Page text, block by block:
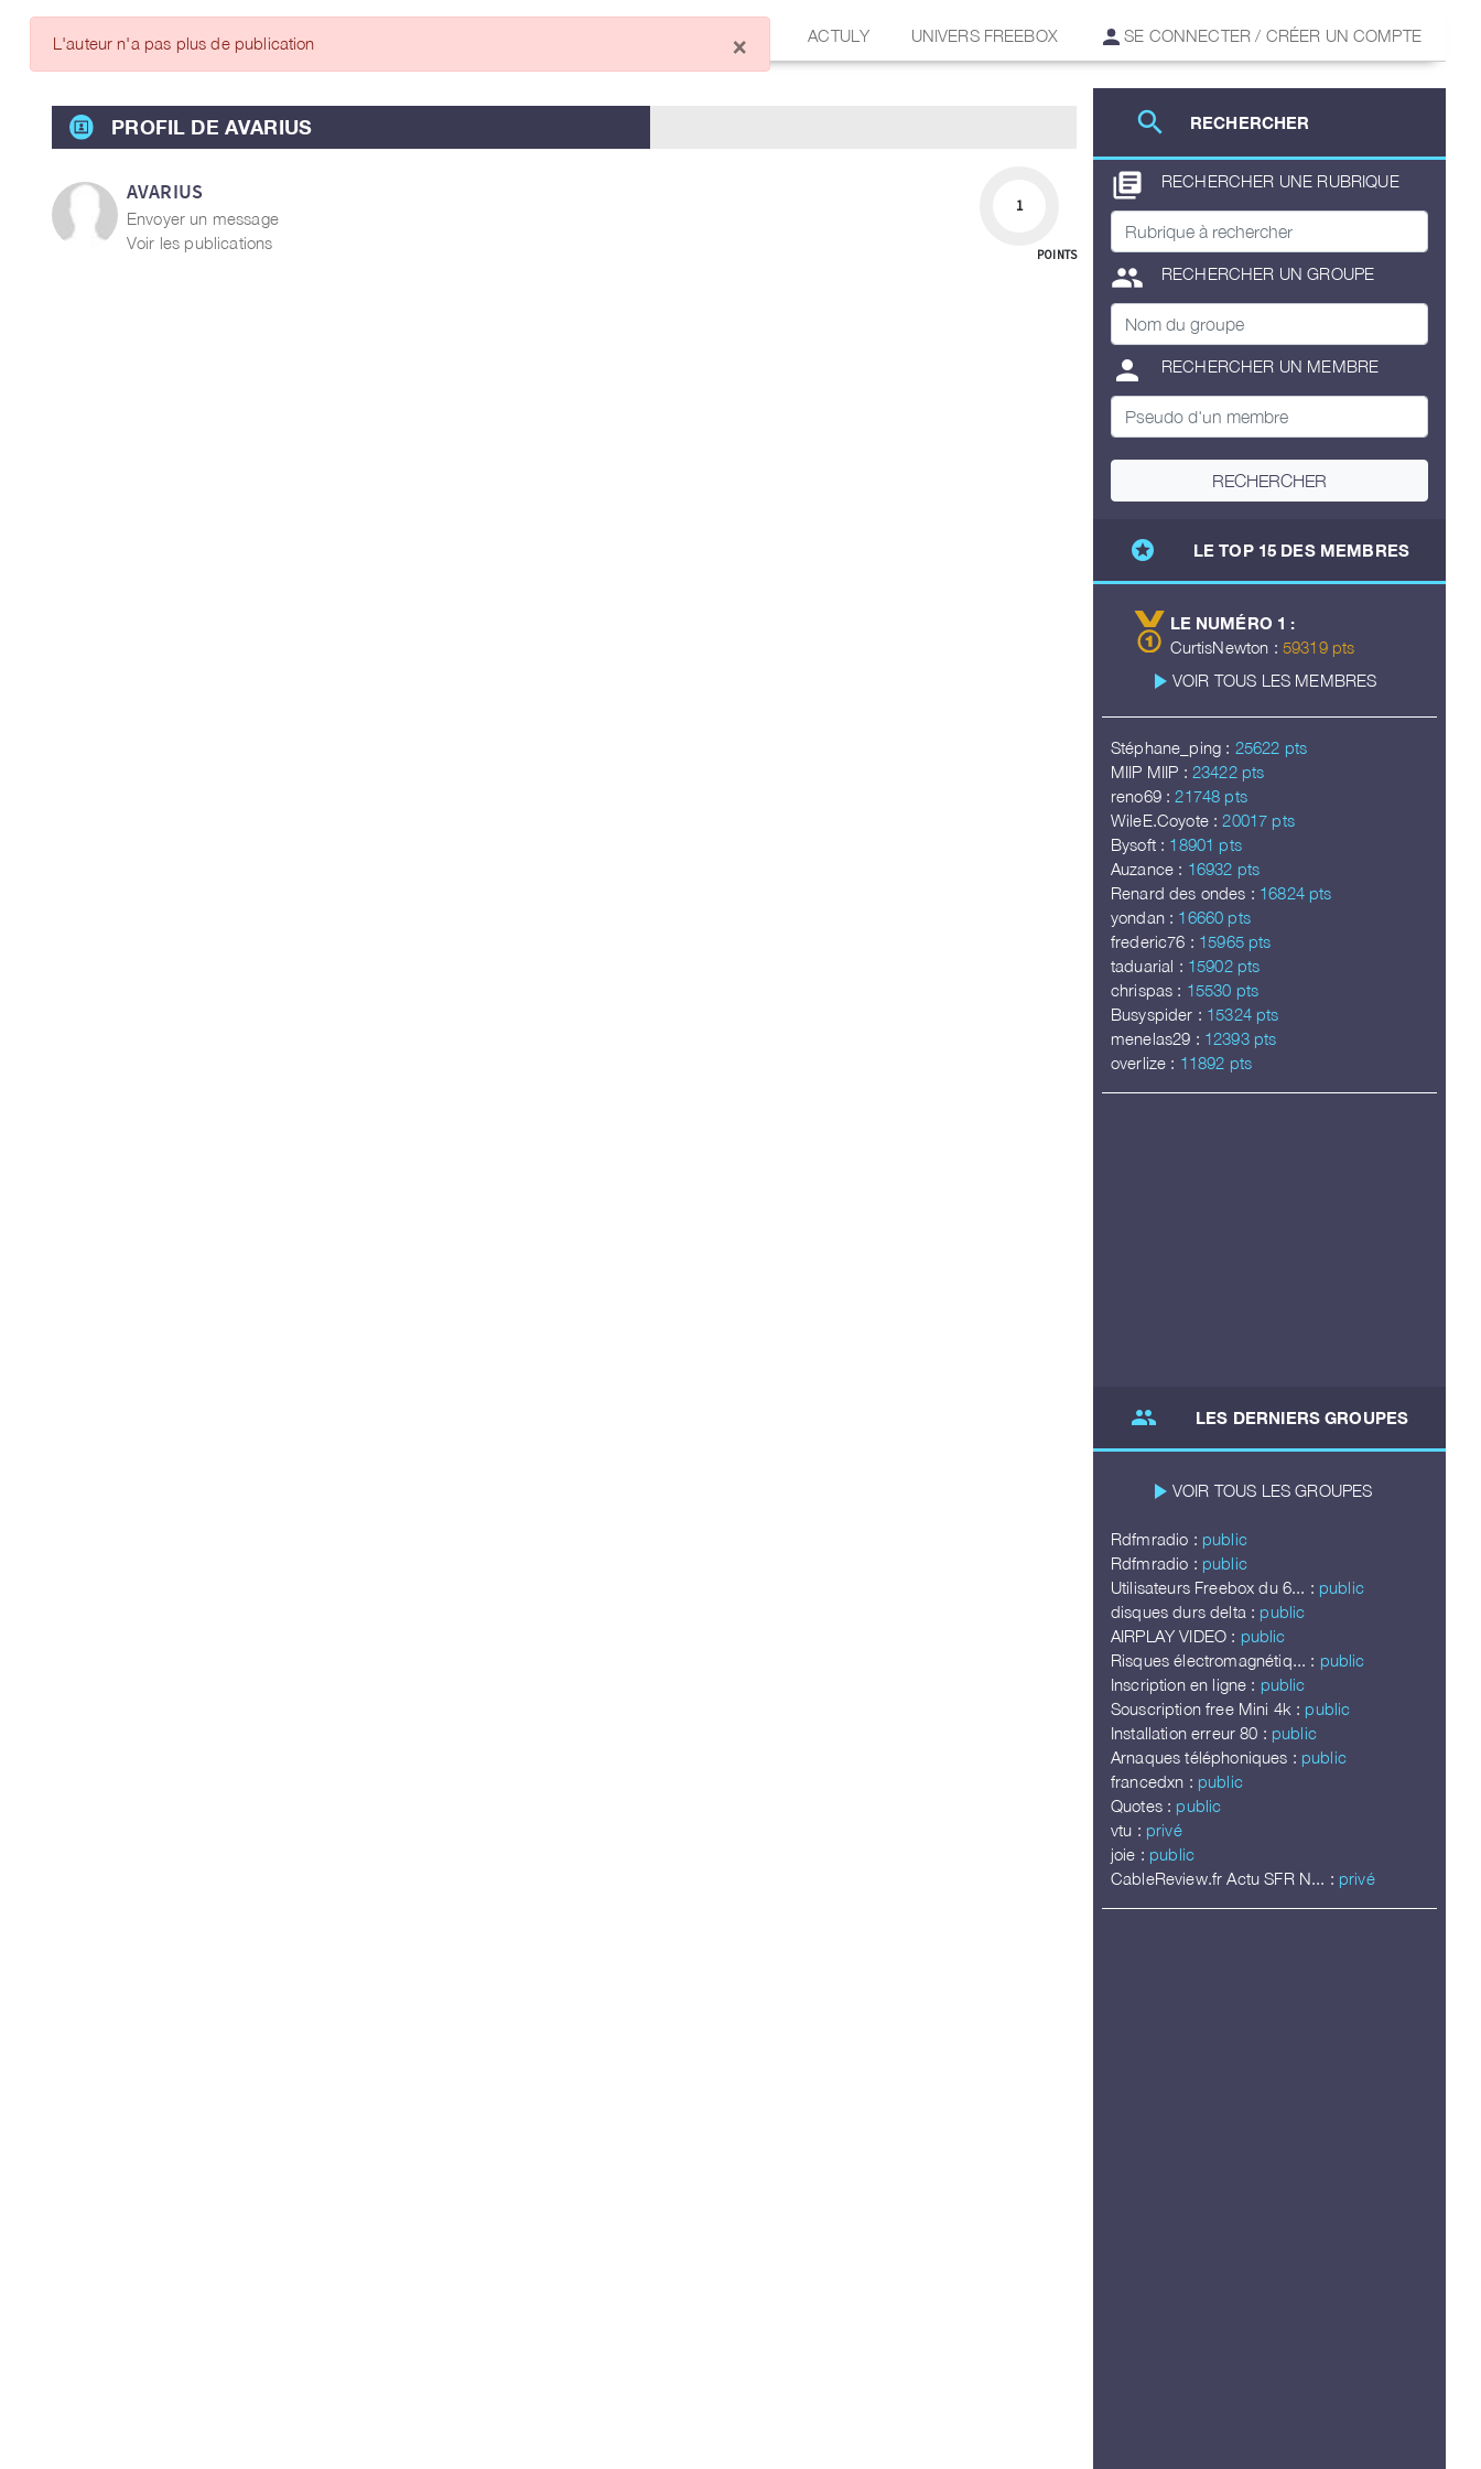
ARTICLES DES MEMBRES ACTULY UNIVERS FREEBOX SE CONNECTER / CRÉER UN COMPTE
search RECHERCHER
library_books RECHERCHER UNE RUBRIQUE
group RECHERCHER UN GROUPE
person RECHERCHER UN MEMBRE
RECHERCHER
stars LE TOP 15 DES MEMBRES
LE NUMÉRO 1 :
CurtisNewton : 59319 pts
play_arrow VOIR TOUS LES MEMBRES
Stéphane_ping : 25622 pts
MIIP MIIP : 23422 pts
reno69 : 21748 pts
WileE.Coyote : 20017 pts
Bysoft : 18901 pts
Auzance : 16932 pts
Renard des ondes : 16824 pts
yondan : 16660 pts
frederic76 : 15965 pts
taduarial : 15902 pts
chrispas : 15530 pts
Busyspider : 15324 pts
menelas29 : 12393 pts
overlize : 11892 pts
group LES DERNIERS GROUPES
play_arrow VOIR TOUS LES GROUPES
Rdfmradio : public
Rdfmradio : public
Utilisateurs Freebox du 6... : public
disques durs delta : public
AIRPLAY VIDEO : public
Risques électromagnétiq... : public
Inscription en ligne : public
Souscription free Mini 4k : public
Installation erreur 80 : public
Arnaques téléphoniques : public
francedxn : public
Quotes : public
vtu : privé
joie : public
CableReview.fr Actu SFR N... : privé
PROFIL DE AVARIUS
AVARIUS
Envoyer un message
Voir les publications
1
POINTS
L'auteur n'a pas plus de publication ×